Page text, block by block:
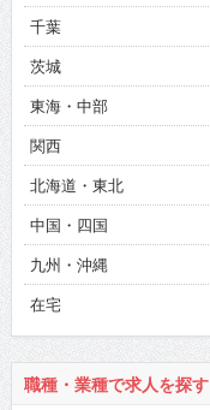
千葉
茨城
東海・中部
関西
北海道・東北
中国・四国
九州・沖縄
在宅
職種・業種で求人を探す